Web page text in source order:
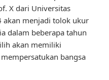
X dari Universitas
akan menjadi tolok ukur
dalam beberapa tahun
akan memiliki
bangsa